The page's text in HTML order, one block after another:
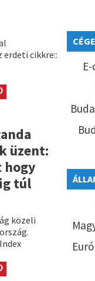
erdeti cikkre::
üzent:
hogy
túl
közeli